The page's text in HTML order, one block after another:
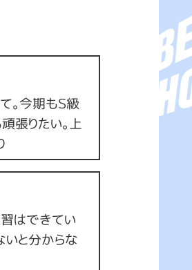
。今期もＳ級
張りたい。上
はできてい
いと分からな